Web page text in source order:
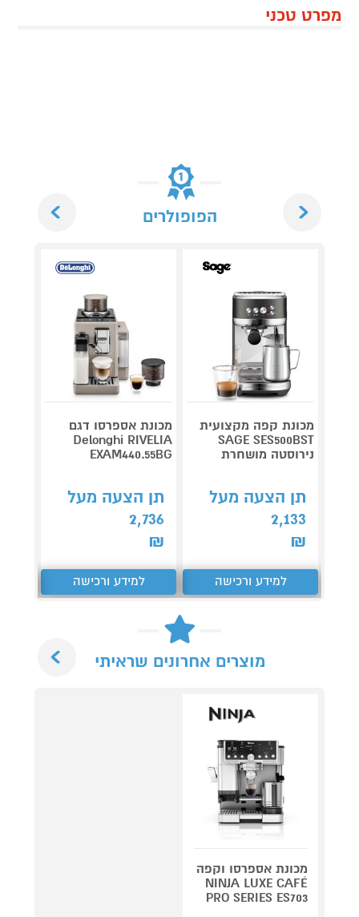
מפרט טכני
הפופולרים
מכונת קפה מקצועית
SAGE SES500BST
נירוסטה מושחרת
תן הצעה מעל
2,133
₪
למידע ורכישה
מכונת אספרסו דגם
Delonghi RIVELIA
EXAM440.55BG
תן הצעה מעל
2,736
₪
למידע ורכישה
מוצרים אחרונים שראיתי
מכונת אספרסו וקפה
NINJA LUXE CAFÉ
PRO SERIES ES703